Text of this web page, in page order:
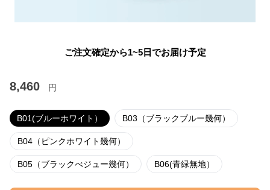
ご注文確定から1~5日でお届け予定
8,460 円
B01(ブルーホワイト） B03（ブラックブルー幾何）
B04（ピンクホワイト幾何）
B05（ブラックべジュー幾何） B06(青緑無地）